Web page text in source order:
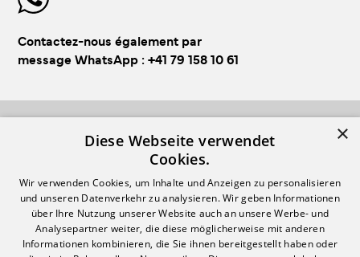
Contactez-nous également par
message WhatsApp : +41 79 158 10 61
FOLLOW US! ×
Diese Webseite verwendet
Cookies.
Wir verwenden Cookies, um Inhalte und Anzeigen zu personalisieren
und unseren Datenverkehr zu analysieren. Wir geben Informationen
über Ihre Nutzung unserer Website auch an unsere Werbe- und
Analysepartner weiter, die diese möglicherweise mit anderen
Informationen kombinieren, die Sie ihnen bereitgestellt haben oder